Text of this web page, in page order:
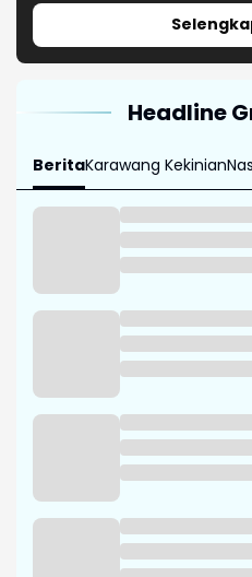
Headline
BeritaKarawang Kekinian
BGN
Sertifikat
Agustus
Iran-Oman
Selat Hormuz
Jual Beli
Cimahi
Phone Scam,
Ratusan